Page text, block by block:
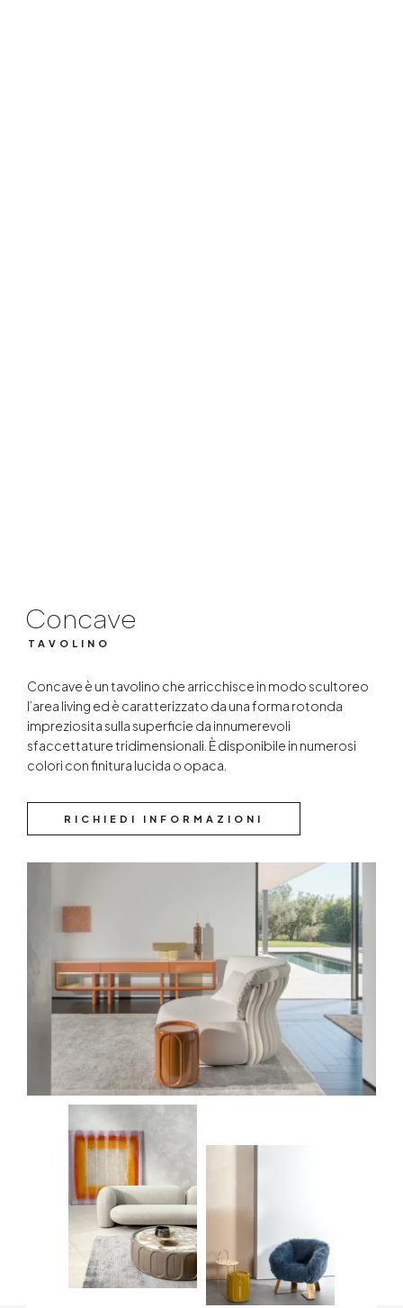
Concave
TAVOLINO
Concave è un tavolino che arricchisce in modo scultoreo
l’area living ed è caratterizzato da una forma rotonda
impreziosita sulla superficie da innumerevoli
sfaccettature tridimensionali. È disponibile in numerosi
colori con finitura lucida o opaca.
RICHIEDI INFORMAZIONI